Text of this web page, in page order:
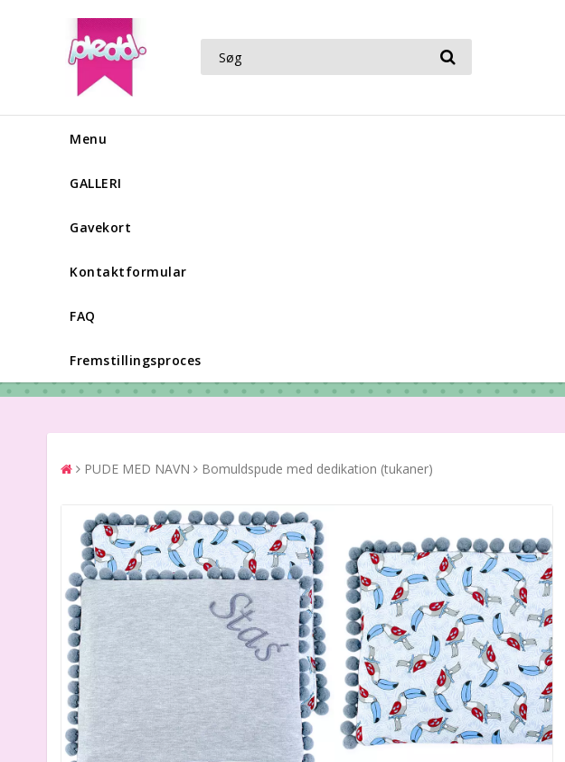
Menu
GALLERI
Gavekort
Kontaktformular
FAQ
Fremstillingsproces
PUDE MED NAVN Bomuldspude med dedikation (tukaner)